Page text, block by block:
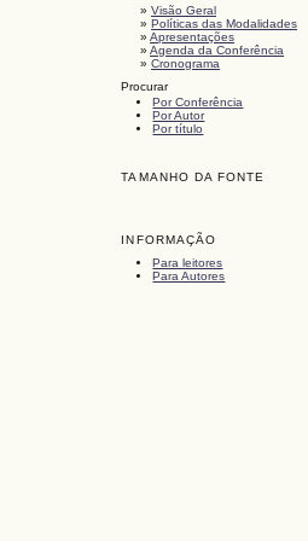
»Visão Geral
»Políticas das Modalidades
»Apresentações
»Agenda da Conferência
»Cronograma
Procurar
Por Conferência
Por Autor
Por título
TAMANHO DA FONTE
INFORMAÇÃO
Para leitores
Para Autores